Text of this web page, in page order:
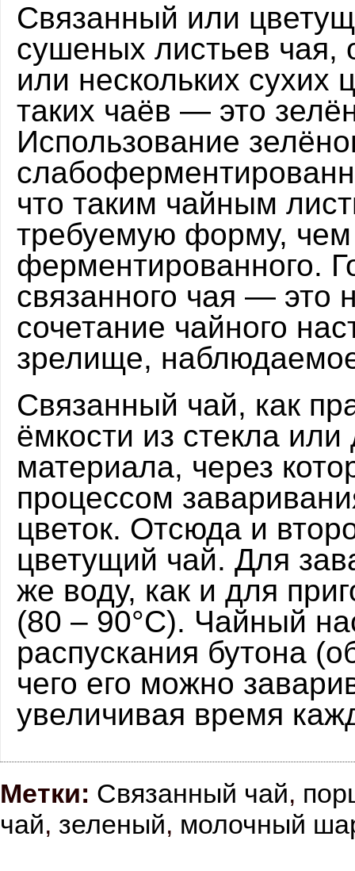
Связанный или
сушеных листьев чая,
или нескольких сухих
таких чаёв — это
Использование зелё
что таким чайным
требуемую форму,
ферментированного.
связанного чая — это
сочетание чайного
зрелище,
Связанный чай, как
ёмкости из стекла или
материала, через
процессом
цветок. Отсюда и
цветущий чай. Для
же воду, как и для
(80 – 90°С). Чайный
распускания бутона
чего его можно
увеличивая время
Метки: Связанный чай,
чай, зеленый, молочный